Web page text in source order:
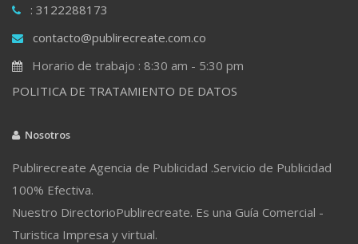
: 3122288173
contacto@publirecreate.com.co
Horario de trabajo : 8:30 am - 5:30 pm
POLITICA DE TRATAMIENTO DE DATOS
Nosotros
Publirecreate Agencia de Publicidad .Servicio de Publicidad
100% Efectiva.
Nuestro DirectorioPublirecreate. Es una Guía Comercial -
Turistica Impresa y virtual.